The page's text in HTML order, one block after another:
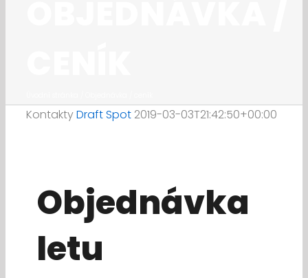
KontaktyDraft Spot 2019-03-03T21:42:50+00:00
Objednávka
letu